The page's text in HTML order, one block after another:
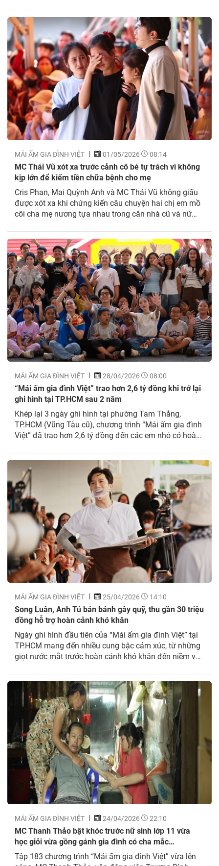
đông đảo khán giả địa phương góp sức...
MÁI ẤM GIA ĐÌNH VIỆT 01/05/2026 08:14
MC Thái Vũ xót xa trước cảnh cô bé tự trách vì không
kịp lớn để kiếm tiền chữa bệnh cho mẹ
Cris Phan, Mai Quỳnh Anh và MC Thái Vũ không giấu
được xót xa khi chứng kiến câu chuyện hai chị em mồ
côi cha mẹ nương tựa nhau trong căn nhà cũ và nữ
vẫn nỗ lực học tập. Tập 184 chương trình...
MÁI ẤM GIA ĐÌNH VIỆT 28/04/2026 08:00
“Mái ấm gia đình Việt” trao hơn 2,6 tỷ đồng khi trở lại
ghi hình tại TP.HCM sau 2 năm
Khép lại 3 ngày ghi hình tại phường Tam Thắng,
TP.HCM (Vũng Tàu cũ), chương trình “Mái ấm gia đình
Việt” đã trao hơn 2,6 tỷ đồng đến các em nhỏ có hoàn
miền đất nước, “Mái ấm gia đình Việt” chính thức trở...
MÁI ẤM GIA ĐÌNH VIỆT 25/04/2026 14:10
Song Luân, Anh Tú bán bánh gây quỹ, thu gần 30 triệu
đồng hỗ trợ hoàn cảnh khó khăn
Ngày ghi hình đầu tiên của “Mái ấm gia đình Việt” tại
TP.HCM mang đến nhiều cung bậc cảm xúc, từ những
giọt nước mắt trước hoàn cảnh khó khăn đến niềm vui
sĩ và khán giả. Ngày 24/4, chương trình “Mái...
MÁI ẤM GIA ĐÌNH VIỆT 24/04/2026 22:10
MC Thanh Thảo bật khóc trước nữ sinh lớp 11 vừa
học giỏi vừa gồng gánh gia đình có cha mắc
Parkinson
Tập 183 chương trình “Mái ấm gia đình Việt” vừa lên